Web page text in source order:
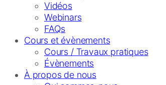
Vidéos
Webinars
FAQs
Cours et évènements
Cours / Travaux pratiques
Évènements
À propos de nous